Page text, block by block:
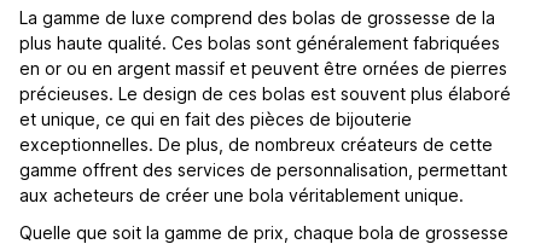
La gamme de luxe comprend des bolas de grossesse de la
plus haute qualité. Ces bolas sont généralement fabriquées
en or ou en argent massif et peuvent être ornées de pierres
précieuses. Le design de ces bolas est souvent plus élaboré
et unique, ce qui en fait des pièces de bijouterie
exceptionnelles. De plus, de nombreux créateurs de cette
gamme offrent des services de personnalisation, permettant
aux acheteurs de créer une bola véritablement unique.
Quelle que soit la gamme de prix, chaque bola de grossesse